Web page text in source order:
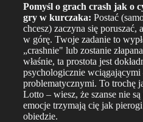
Pomyśl o grach crash jak o
gry w kurczaka: Postać
chcesz) zaczyna się
w górę. Twoje zadanie to
„crashnie" lub zostanie
właśnie, ta prostota jest
psychologicznie
problematycznymi. To trochę
Lotto – wiesz, że szanse nie
emocje trzymają cię jak
obiedzie.